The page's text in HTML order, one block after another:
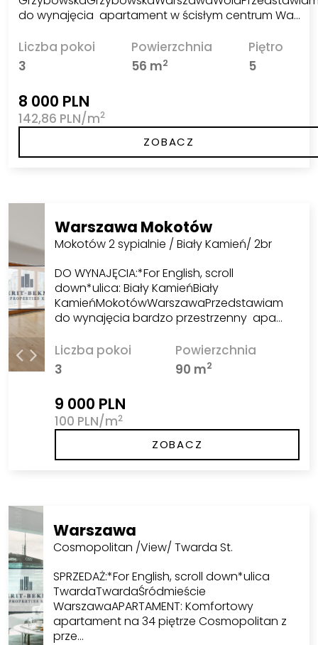
do wynajęcia apartament w ścisłym centrum Wa…
Liczba pokoi
3
Powierzchnia
56 m2
Piętro
5
8 000 PLN
142,86 PLN/m2
ZOBACZ
Warszawa Mokotów
Mokotów 2 sypialnie / Biały Kamień/ 2br
DO WYNAJĘCIA:*For English, scroll
down*ulica: Biały KamieńBiały
KamieńMokotówWarszawaPrzedstawiam
do wynajęcia bardzo przestrzenny apa…
Liczba pokoi
3
Powierzchnia
90 m2
9 000 PLN
100 PLN/m2
ZOBACZ
Warszawa
Cosmopolitan /View/ Twarda St.
SPRZEDAŻ:*For English, scroll down*ulica
TwardaTwardaŚródmieście
WarszawaAPARTAMENT: Komfortowy
apartament na 34 piętrze Cosmopolitan z
prze…